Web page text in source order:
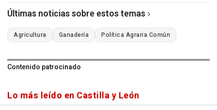
Últimas noticias sobre estos temas
Agricultura Ganadería Política Agraria Común
Contenido patrocinado
Lo más leído en Castilla y León